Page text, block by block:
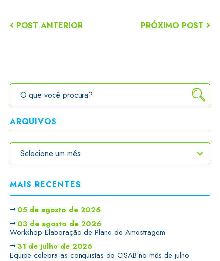
POST ANTERIOR PRÓXIMO POST
ARQUIVOS
MAIS RECENTES
05 de agosto de 2026
03 de agosto de 2026
Workshop Elaboração de Plano de Amostragem
31 de julho de 2026
Equipe celebra as conquistas do CISAB no mês de julho